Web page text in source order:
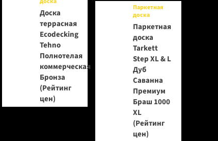
Доска
террасная
Ecodecking
Tehno
Полнотелая
коммерческая
Бронза
(Рейтинг
цен)
Паркетная
доска
Паркетная
доска
Tarkett
Step XL & L
Дуб
Саванна
Премиум
Браш 1000
XL
(Рейтинг
цен)